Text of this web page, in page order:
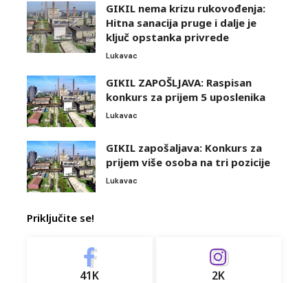
GIKIL nema krizu rukovođenja:
Hitna sanacija pruge i dalje je
ključ opstanka privrede
Lukavac
GIKIL ZAPOŠLJAVA: Raspisan
konkurs za prijem 5 uposlenika
Lukavac
GIKIL zapošaljava: Konkurs za
prijem više osoba na tri pozicije
Lukavac
Priključite se!
41K 2K